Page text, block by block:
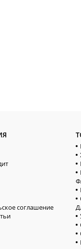
соглашение